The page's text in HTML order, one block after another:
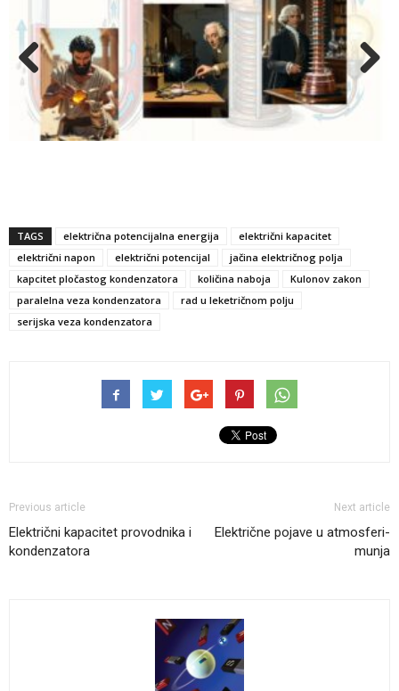
Previous Next
TAGS električna potencijalna energija
električni kapacitet
električni napon
električni potencijal
jačina električnog polja
kapcitet pločastog kondenzatora
količina naboja
Kulonov zakon
paralelna veza kondenzatora
rad u leketričnom polju
serijska veza kondenzatora
Previous article
Električni kapacitet provodnika i
kondenzatora
Next article
Električne pojave u atmosferi-
munja